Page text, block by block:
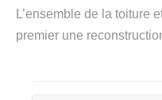
L’ensemble de la toiture
premier une